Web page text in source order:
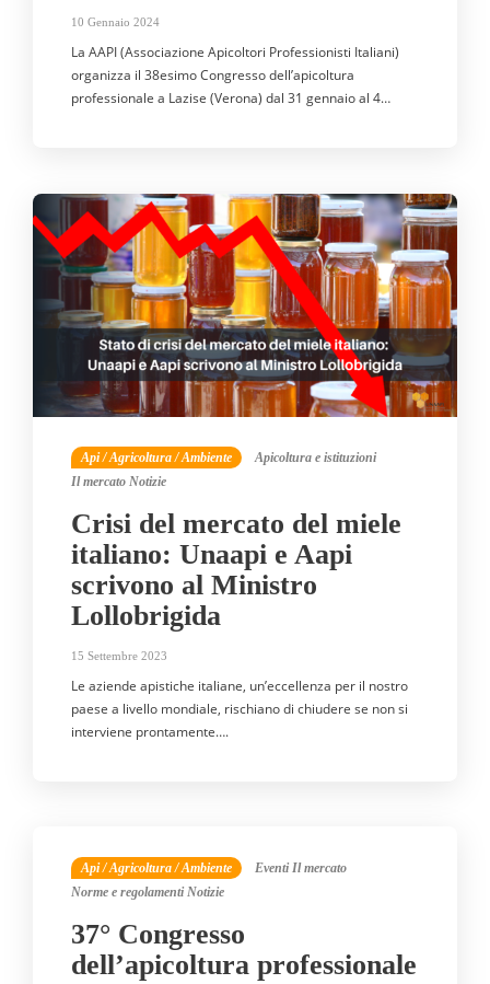
10 Gennaio 2024
La AAPI (Associazione Apicoltori Professionisti Italiani)
organizza il 38esimo Congresso dell’apicoltura
professionale a Lazise (Verona) dal 31 gennaio al 4…
Api / Agricoltura / Ambiente
Apicoltura e istituzioni
Il mercato Notizie
Crisi del mercato del miele
italiano: Unaapi e Aapi
scrivono al Ministro
Lollobrigida
15 Settembre 2023
Le aziende apistiche italiane, un’eccellenza per il nostro
paese a livello mondiale, rischiano di chiudere se non si
interviene prontamente….
Api / Agricoltura / Ambiente Eventi Il mercato
Norme e regolamenti Notizie
37° Congresso
dell’apicoltura professionale